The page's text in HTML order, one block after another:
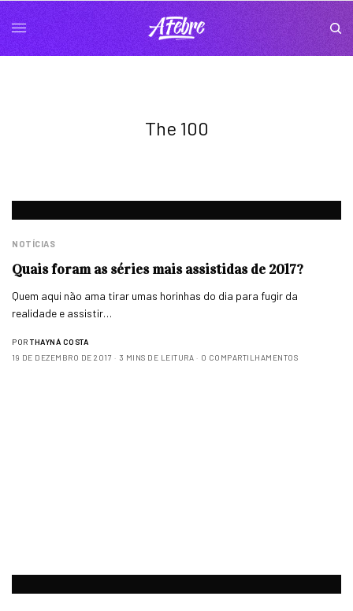
The 100
NOTÍCIAS
Quais foram as séries mais assistidas de 2017?
Quem aqui não ama tirar umas horinhas do dia para fugir da
realidade e assistir…
POR THAYNÁ COSTA
19 DE DEZEMBRO DE 2017
3 MINS DE LEITURA 0 COMPARTILHAMENTOS